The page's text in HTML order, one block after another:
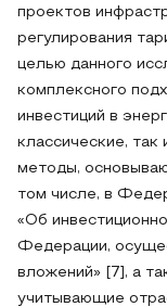
проектов
регулирования
целью данного
комплексного
инвестиций в
классические, так
методы,
том числе, в
«Об
Федерации,
вложений» [7], а
учитывающие